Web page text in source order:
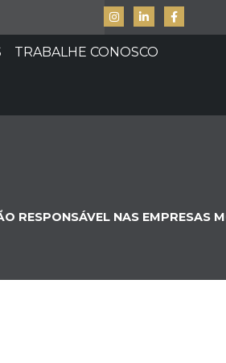
TRABALHE CONOSCO
RESPONSÁVEL NAS EMPRESAS